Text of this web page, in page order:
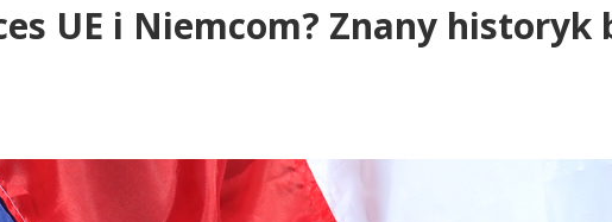
UE i Niemcom? Znany historyk